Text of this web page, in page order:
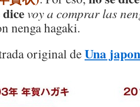
dicevoy a comprar las
nenga hagaki.
original deUna